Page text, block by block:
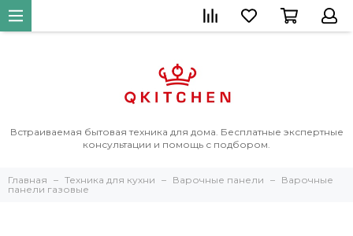
Встраиваемая бытовая техника для дома. Бесплатные экспертные
консультации и помощь с подбором.
Главная Техника для кухни Варочные панели
Варочные
панели газовые